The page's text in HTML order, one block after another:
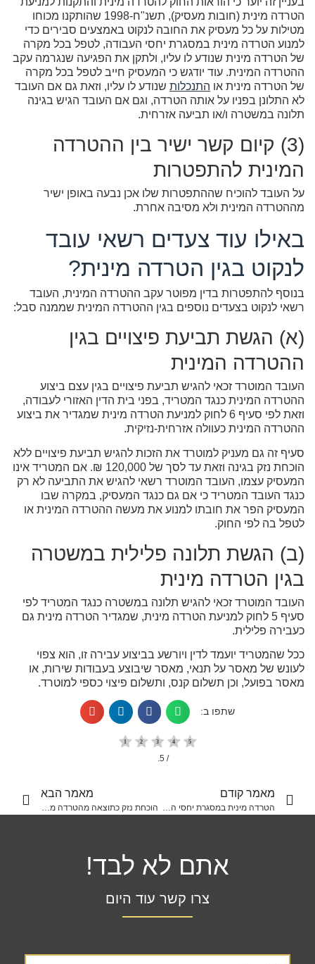
הטרדה מינית (חובות מעסיק), תשנ"ח-1998 שהותקנו מכוחו
מטילות על כל מעסיק את החובה לנקוט באמצעים סבירים כדי
למנוע הטרדה מינית במסגרת יחסי העבודה, לטפל בכל מקרה
של הטרדה מינית שנודע לו עליו, ולתקן את הפגיעה שנגרמה עקב
ההטרדה המינית. עוד יודגש כי המעסיק חייב לטפל בכל מקרה
של הטרדה מינית או התנכלות שנודע לו עליו, וזאת גם אם העובד
לא התלונן בפניו על אותה הטרדה, וגם אם העובד הגיש בגינה
תלונה במשטרה ו/או תביעה אזרחית.
(3) קיום קשר ישיר בין ההטרדה
המינית להתפטרות
על העובד להוכיח שההתפטרות שלו אכן נבעה באופן ישיר
מההטרדה המינית ולא מסיבה אחרת.
באילו עוד צעדים רשאי עובד
לנקוט בגין הטרדה מינית?
בנוסף להתפטרות בדין מפוטר עקב ההטרדה המינית, העובד
רשאי לנקוט בצעדים נוספים בגין ההטרדה המינית שממנה סבל:
(א) הגשת תביעת פיצויים בגין
ההטרדה המינית
העובד המוטרד זכאי להגיש תביעת פיצויים בגין עצם ביצוע
ההטרדה המינית כנגד המטריד, בפני בית הדין האזורי לעבודה,
וזאת לפי סעיף 6 לחוק למניעת הטרדה מינית שמגדיר את ביצוע
ההטרדה המינית כעוולה אזרחית-נזיקית.
סעיף זה גם מעניק למוטרד את הזכות להגיש תביעת פיצויים ללא
הוכחת נזק בגינה וזאת עד לסך של 120,000 ₪. אם המטריד אינו
המעסיק עצמו, העובד המוטרד רשאי להגיש את התביעה לא רק
כנגד העובד המטריד כי אם גם כנגד המעסיק, במקרה שבו
המעסיק הפר את חובתו למנוע את מעשה ההטרדה המינית או
לטפל בה לפי החוק.
(ב) הגשת תלונה פלילית במשטרה
בגין הטרדה מינית
העובד המוטרד זכאי להגיש תלונה במשטרה כנגד המטריד לפי
סעיף 5 לחוק למניעת הטרדה מינית, שמגדיר הטרדה מינית גם
כעבירה פלילית.
ככל שהמטריד יועמד לדין ויורשע בביצוע עבירה זו, הוא צפוי
לעונש של מאסר על תנאי, מאסר שיבוצע בעבודות שירות, או
מאסר בפועל, וכן תשלום קנס, ותשלום פיצוי כספי למוטרד.
שתפו ב:
/ 5.
מאמר קודם
הטרדה מינית במסגרת יחסי השפעה בעבודה
מאמר הבא
הוכחת נזק כתוצאה מהטרדה מינית במקום העבודה
אתם לא לבד!
צרו קשר עוד היום